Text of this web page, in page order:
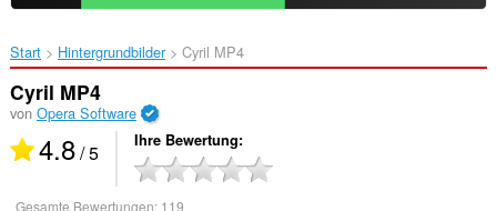
Start Hintergrundbilder Cyril MP4‎
Cyril MP4
von Opera Software
4.8/ 5 Ihre Bewertung
Gesamte Bewertungen: 119